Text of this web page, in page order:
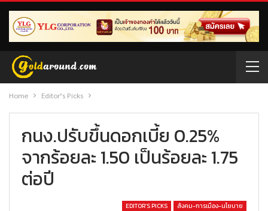
Home Editor’s Picks
กนง.ปรับขึ้นดอกเบี้ย 0.25%
จากร้อยละ 1.50 เป็นร้อยละ 1.75
ต่อปี
EDITOR’S PICKS สังคม-การเมือง-นโยบาย